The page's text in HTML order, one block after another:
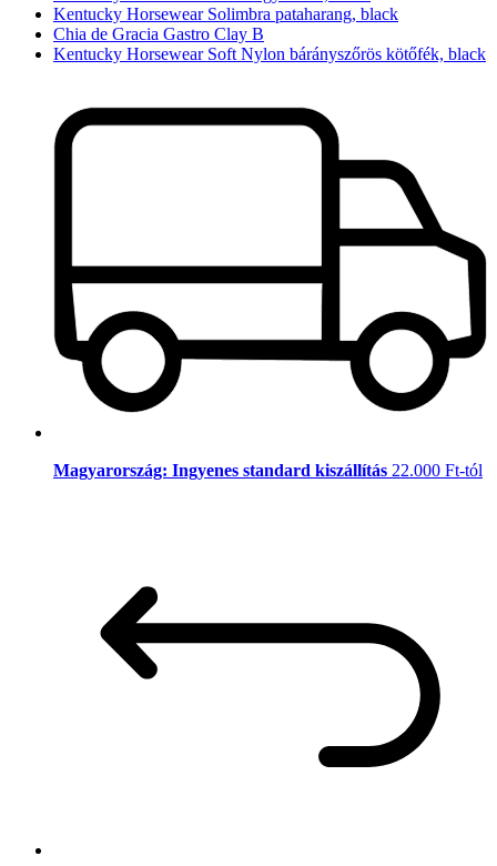
Kentucky Horsewear Solimbra pataharang, black
Chia de Gracia Gastro Clay B
Kentucky Horsewear Soft Nylon bárányszőrös kötőfék, black
Magyarország: Ingyenes standard kiszállítás 22.000 Ft-tól